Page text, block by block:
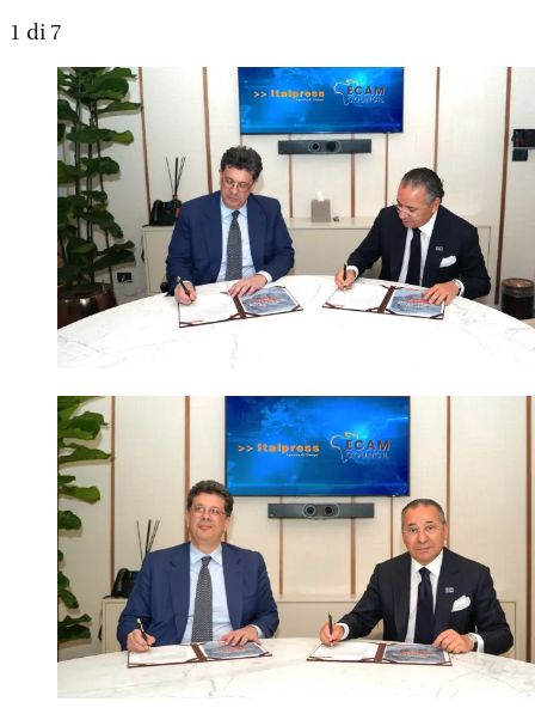
1 di 7